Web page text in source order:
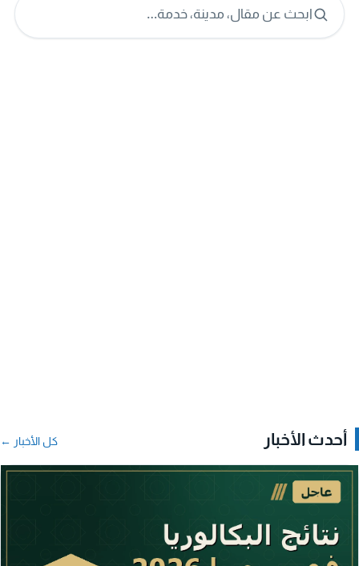
ابحث عن مقال، مدينة، خدمة…
أحدث الأخبار كل الأخبار ←